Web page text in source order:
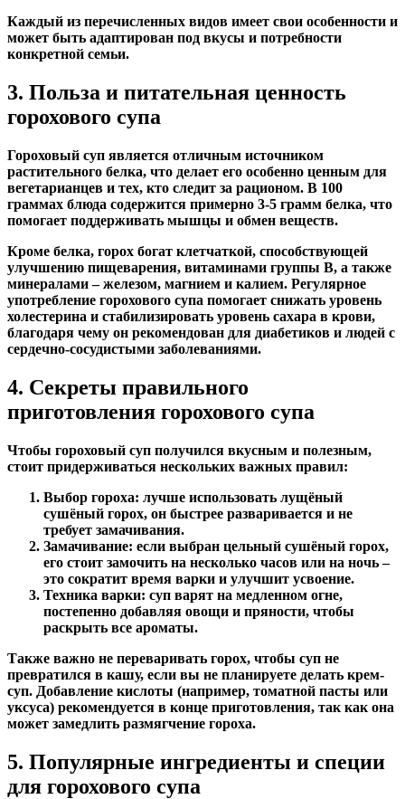
Каждый из перечисленных видов имеет свои особенности и
может быть адаптирован под вкусы и потребности
конкретной семьи.
3. Польза и питательная ценность
горохового супа
Гороховый суп является отличным источником
растительного белка, что делает его особенно ценным для
вегетарианцев и тех, кто следит за рационом. В 100
граммах блюда содержится примерно 3-5 грамм белка, что
помогает поддерживать мышцы и обмен веществ.
Кроме белка, горох богат клетчаткой, способствующей
улучшению пищеварения, витаминами группы B, а также
минералами – железом, магнием и калием. Регулярное
употребление горохового супа помогает снижать уровень
холестерина и стабилизировать уровень сахара в крови,
благодаря чему он рекомендован для диабетиков и людей с
сердечно-сосудистыми заболеваниями.
4. Секреты правильного
приготовления горохового супа
Чтобы гороховый суп получился вкусным и полезным,
стоит придерживаться нескольких важных правил:
Выбор гороха: лучше использовать лущёный
сушёный горох, он быстрее разваривается и не
требует замачивания.
Замачивание: если выбран цельный сушёный горох,
его стоит замочить на несколько часов или на ночь –
это сократит время варки и улучшит усвоение.
Техника варки: суп варят на медленном огне,
постепенно добавляя овощи и пряности, чтобы
раскрыть все ароматы.
Также важно не переваривать горох, чтобы суп не
превратился в кашу, если вы не планируете делать крем-
суп. Добавление кислоты (например, томатной пасты или
уксуса) рекомендуется в конце приготовления, так как она
может замедлить размягчение гороха.
5. Популярные ингредиенты и специи
для горохового супа